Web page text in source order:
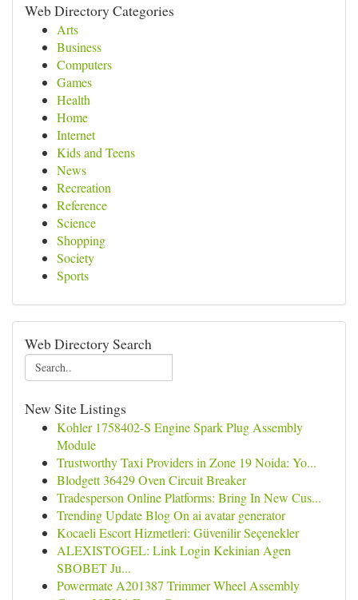
Web Directory Categories
Arts
Business
Computers
Games
Health
Home
Internet
Kids and Teens
News
Recreation
Reference
Science
Shopping
Society
Sports
Web Directory Search
New Site Listings
Kohler 1758402-S Engine Spark Plug Assembly
Module
Trustworthy Taxi Providers in Zone 19 Noida: Yo...
Blodgett 36429 Oven Circuit Breaker
Tradesperson Online Platforms: Bring In New Cus...
Trending Update Blog On ai avatar generator
Kocaeli Escort Hizmetleri: Güvenilir Seçenekler
ALEXISTOGEL: Link Login Kekinian Agen
SBOBET Ju...
Powermate A201387 Trimmer Wheel Assembly